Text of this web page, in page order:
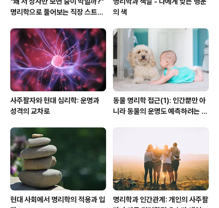
명리학으로 풀어보는 직장 스트레
의 색
사주팔자와 현대 심리학: 운명과
성격의 교차로
동물 명리학 접근(1): 인간뿐만 아
니라 동물의 운명도 예측하려는 시
현대 사회에서 명리학의 적용과 입
명리학과 인간관계: 개인의 사주팔